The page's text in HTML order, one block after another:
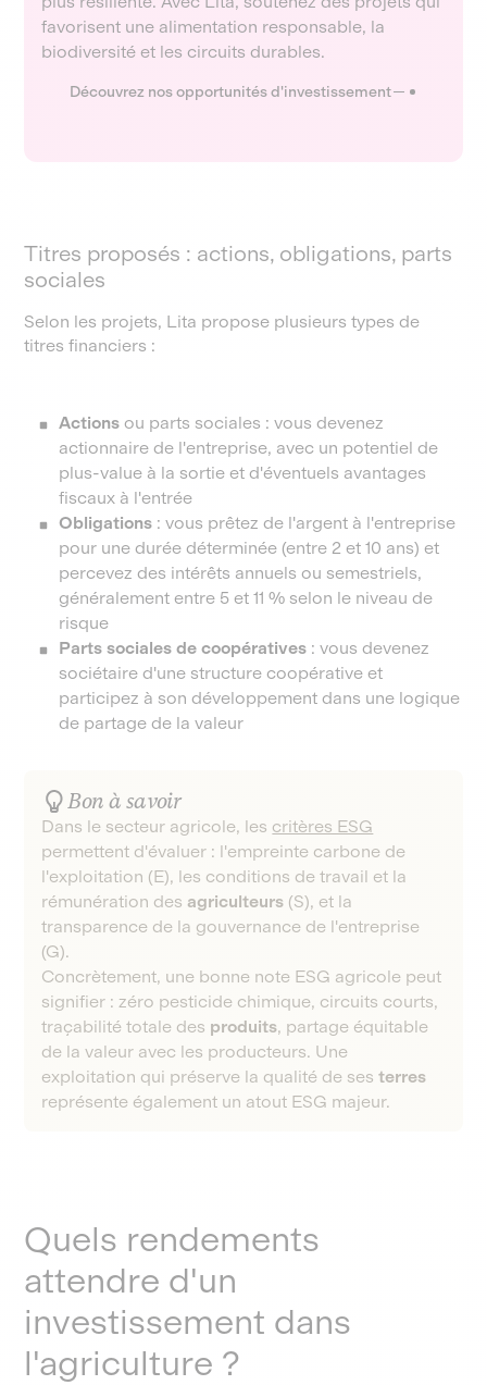
favorisent une alimentation responsable, la
biodiversité et les circuits durables.
Découvrez nos opportunités d'investissement
Titres proposés : actions, obligations, parts
sociales
Selon les projets, Lita propose plusieurs types de
titres financiers :
Actions ou parts sociales : vous devenez
actionnaire de l'entreprise, avec un potentiel de
plus-value à la sortie et d'éventuels avantages
fiscaux à l'entrée
Obligations : vous prêtez de l'argent à l'entreprise
pour une durée déterminée (entre 2 et 10 ans) et
percevez des intérêts annuels ou semestriels,
généralement entre 5 et 11 % selon le niveau de
risque
Parts sociales de coopératives : vous devenez
sociétaire d'une structure coopérative et
participez à son développement dans une logique
de partage de la valeur
Bon à savoir
Dans le secteur agricole, les critères ESG
permettent d'évaluer : l'empreinte carbone de
l'exploitation (E), les conditions de travail et la
rémunération des agriculteurs (S), et la
transparence de la gouvernance de l'entreprise
(G).
Concrètement, une bonne note ESG agricole peut
signifier : zéro pesticide chimique, circuits courts,
traçabilité totale des produits, partage équitable
de la valeur avec les producteurs. Une
exploitation qui préserve la qualité de sesterres
représente également un atout ESG majeur.
Quels rendements
attendre d'un
investissement dans
l'agriculture ?